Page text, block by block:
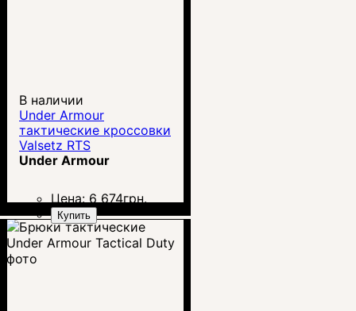
В наличии
Under Armour
тактические кроссовки
Valsetz RTS
Under Armour
Цена: 6 674грн.
Купить